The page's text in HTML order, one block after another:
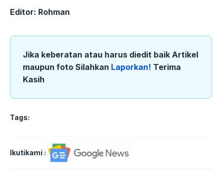
Editor: Rohman
Jika keberatan atau harus diedit baik Artikel
maupun foto Silahkan Laporkan! Terima
Kasih
Tags:
Ikutikami :